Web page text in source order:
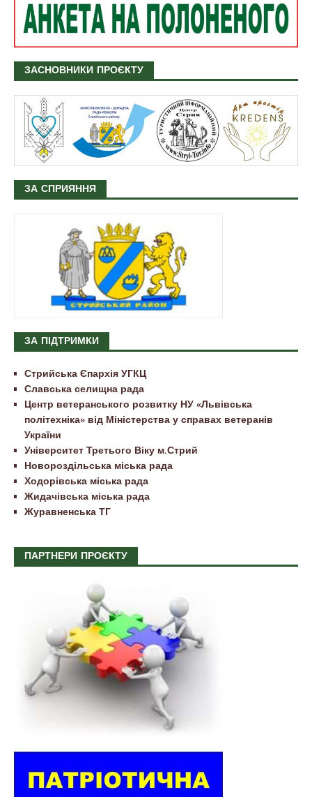
ЗАСНОВНИКИ ПРОЄКТУ
ЗА СПРИЯННЯ
ЗА ПІДТРИМКИ
Стрийська Єпархія УГКЦ
Славська селищна рада
Центр ветеранського розвитку НУ «Львівська
політехніка» від Міністерства у справах ветеранів
України
Університет Третього Віку м.Стрий
Новороздільська міська рада
Ходорівська міська рада
Жидачівська міська рада
Журавненська ТГ
ПАРТНЕРИ ПРОЄКТУ